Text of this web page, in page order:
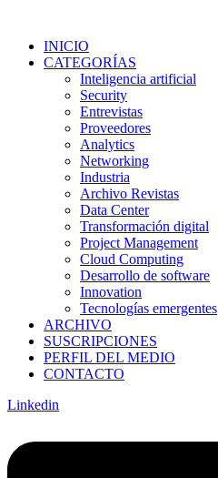
INICIO
CATEGORÍAS
Inteligencia artificial
Security
Entrevistas
Proveedores
Analytics
Networking
Industria
Archivo Revistas
Data Center
Transformación digital
Project Management
Cloud Computing
Desarrollo de software
Innovation
Tecnologías emergentes
ARCHIVO
SUSCRIPCIONES
PERFIL DEL MEDIO
CONTACTO
Linkedin